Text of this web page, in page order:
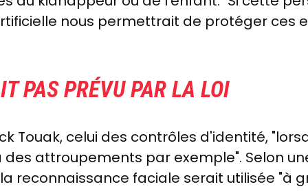
nous permettrait de protéger ces
PAS PRÉVU PAR LA LOI
Touak, celui des contrôles d'identité,
des attroupements par exemple". Selon
reconnaissance faciale serait utilisée "à